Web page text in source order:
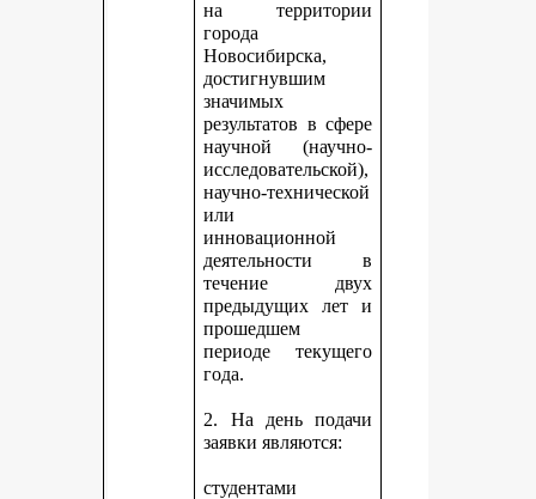
на территории
города
Новосибирска,
достигнувшим
значимых
результатов в сфере
научной (научно-
исследовательской),
научно-технической
или
инновационной
деятельности в
течение двух
предыдущих лет и
прошедшем
периоде текущего
года.
2. На день подачи
заявки являются:
студентами